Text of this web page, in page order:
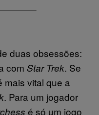
duas obsessões:
com Star Trek. Se
mais vital que a
. Para um jogador
é só um jogo